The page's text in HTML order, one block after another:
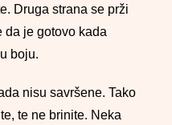
Druga strana se prži
da je gotovo kada
boju.
nisu savršene. Tako
te ne brinite. Neka